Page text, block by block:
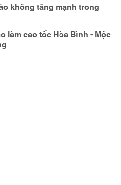
không tăng mạnh trong
làm cao tốc Hòa Bình - Mộc